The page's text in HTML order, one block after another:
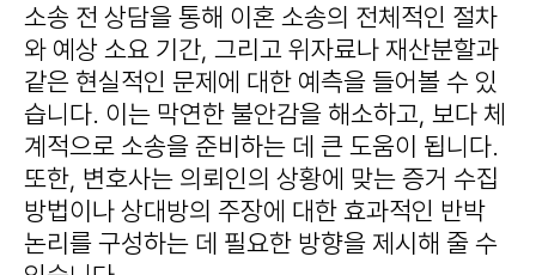
소송 전 상담을 통해 이혼 소송의 전체적인 절차
와 예상 소요 기간, 그리고 위자료나 재산분할과
같은 현실적인 문제에 대한 예측을 들어볼 수 있
습니다. 이는 막연한 불안감을 해소하고, 보다 체
계적으로 소송을 준비하는 데 큰 도움이 됩니다.
또한, 변호사는 의뢰인의 상황에 맞는 증거 수집
방법이나 상대방의 주장에 대한 효과적인 반박
논리를 구성하는 데 필요한 방향을 제시해 줄 수